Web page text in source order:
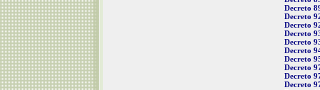
Decreto
Decreto
Decreto
Decreto
Decreto
Decreto
Decreto
Decreto
Decreto
Decreto